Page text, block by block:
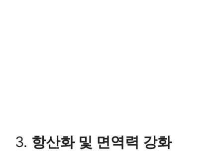
3. 항산화 및 면역력 강화